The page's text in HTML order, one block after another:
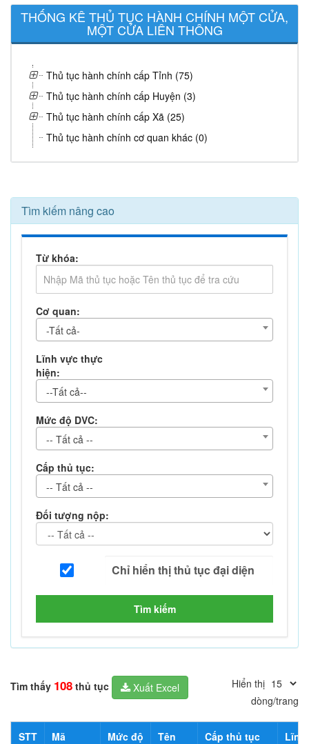
THỐNG KÊ THỦ TỤC HÀNH CHÍNH MỘT CỬA,
MỘT CỬA LIÊN THÔNG
Thủ tục hành chính cấp Tỉnh (75)
Thủ tục hành chính cấp Huyện (3)
Thủ tục hành chính cấp Xã (25)
Thủ tục hành chính cơ quan khác (0)
Tìm kiếm nâng cao
Từ khóa:
Cơ quan:
-Tất cả-
Lĩnh vực thực
hiện:
--Tất cả--
Mức độ DVC:
-- Tất cả --
Cấp thủ tục:
-- Tất cả --
Đối tượng nộp:
Tìm kiếm
Tìm thấy 108 thủ tục Xuất Excel
Hiển thị
dòng/trang
STT
Mã
Mức độ
Tên
Cấp thủ tục
Lĩnh